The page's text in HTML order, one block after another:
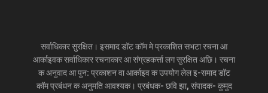
सर्वाधिकार सुरक्षित। इसमाद डॉट कॉम मे प्रकाशित सभटा रचना आ
आर्काइवक सर्वाधिकार रचनाकार आ संग्रहकर्त्ता लग सुरक्षित अछि। रचना
क अनुवाद आ पुन: प्रकाशन वा आर्काइव क उपयोग लेल इ-समाद डॉट
कॉम प्रबंधन क अनुमति आवश्यक। प्रबंधक- छवि झा, संपादक- कुमुद